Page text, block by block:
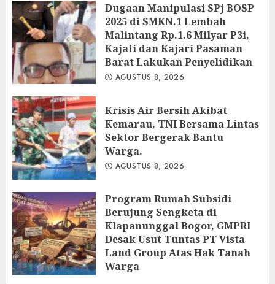
AGUSTUS 9, 2026
Dugaan Manipulasi SPj BOSP
2025 di SMKN.1 Lembah
Malintang Rp.1.6 Milyar P3i,
Kajati dan Kajari Pasaman
Barat Lakukan Penyelidikan
AGUSTUS 8, 2026
Krisis Air Bersih Akibat
Kemarau, TNI Bersama Lintas
Sektor Bergerak Bantu
Warga.
AGUSTUS 8, 2026
Program Rumah Subsidi
Berujung Sengketa di
Klapanunggal Bogor, GMPRI
Desak Usut Tuntas PT Vista
Land Group Atas Hak Tanah
Warga